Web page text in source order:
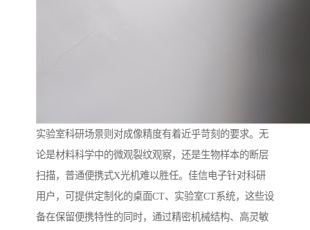
实验室科研场景则对成像精度有着近乎苛刻的要求。无
论是材料科学中的微观裂纹观察，还是生物样本的断层
扫描，普通便携式X光机难以胜任。佳信电子针对科研
用户，可提供定制化的桌面CT、实验室CT系统，这些设
备在保留便携特性的同时，通过精密机械结构、高灵敏